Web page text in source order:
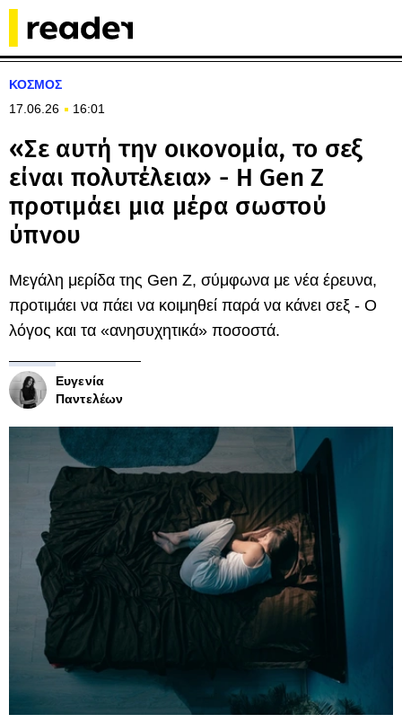
ΚΟΣΜΟΣ
17.06.26
16:01
«Σε αυτή την οικονομία, το σεξ
είναι πολυτέλεια» - Η Gen Z
προτιμάει μια μέρα σωστού
ύπνου
Μεγάλη μερίδα της Gen Z, σύμφωνα με νέα έρευνα,
προτιμάει να πάει να κοιμηθεί παρά να κάνει σεξ - Ο
λόγος και τα «ανησυχητικά» ποσοστά.
Ευγενία
Παντελέων